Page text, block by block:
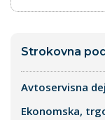
Strokovna
Avtoservisna
Ekonomska,